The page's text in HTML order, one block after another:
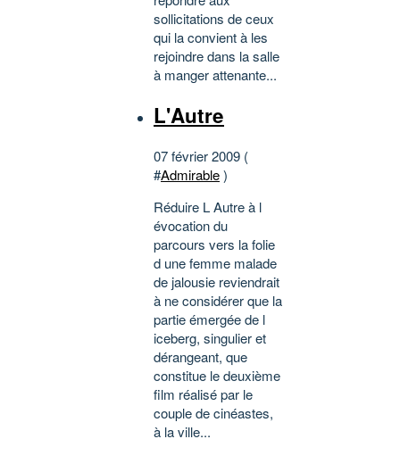
sollicitations de ceux
qui la convient à les
rejoindre dans la salle
à manger attenante...
L'Autre
07 février 2009 (
#Admirable)
Réduire L Autre à l
évocation du
parcours vers la folie
d une femme malade
de jalousie reviendrait
à ne considérer que la
partie émergée de l
iceberg, singulier et
dérangeant, que
constitue le deuxième
film réalisé par le
couple de cinéastes,
à la ville...